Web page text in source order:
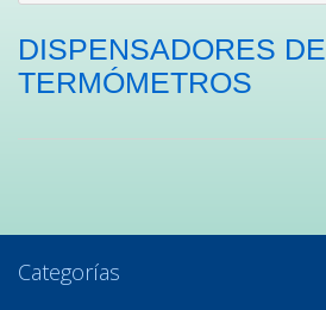
DISPENSADORES
TERMÓMETROS
Categorías